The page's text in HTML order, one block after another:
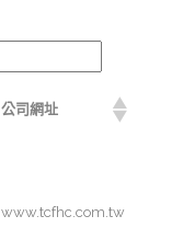
公司網址
www.tcfhc.com.tw